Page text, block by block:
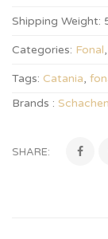
Shipping Weight:
Categories: Fonal,
Tags: Catania,
Brands :
SHARE: